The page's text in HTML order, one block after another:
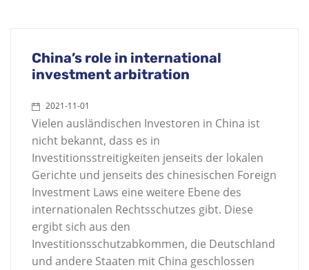
China’s role in international
investment arbitration
2021-11-01
Vielen ausländischen Investoren in China ist
nicht bekannt, dass es in
Investitionsstreitigkeiten jenseits der lokalen
Gerichte und jenseits des chinesischen Foreign
Investment Laws eine weitere Ebene des
internationalen Rechtsschutzes gibt. Diese
ergibt sich aus den
Investitionsschutzabkommen, die Deutschland
und andere Staaten mit China geschlossen